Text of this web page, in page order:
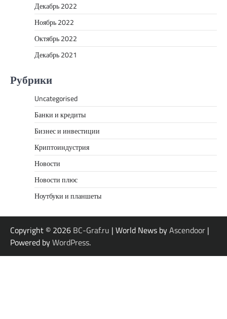
Декабрь 2022
Ноябрь 2022
Октябрь 2022
Декабрь 2021
Рубрики
Uncategorised
Банки и кредиты
Бизнес и инвестиции
Криптоиндустрия
Новости
Новости плюс
Ноутбуки и планшеты
Copyright © 2026 BC-Graf.ru | World News byAscendoor |
Powered byWordPress.